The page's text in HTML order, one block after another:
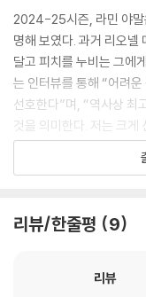
됐습니다. 저는 어려운 상
것을 선호합니다. 메시와
는 것입니다. 역사상 최고
다는 걸 의미합니다. 저는
노력하고 있습니다. 가장
했다.
--- 「세계 최고의 선수」
대회 전 사람들의 큰 기대
전 전승 우승, 스페인은 무
경기 모두 뛰었다. 그러
2024-25시즌, 라민 야말
명해 보였다. 과거 리오넬
달고 피치를 누비는 그에
는 인터뷰를 통해 “어려
선호한다”며, “역사상 최
것을 의미한다. 저는 크게
민 야말이 되고 싶다”라
보였다. 이러한 강인한
해당 시즌 라민 야말은 라
도르 8위와 21세 이하 최
리뷰/한줄평 9
리뷰